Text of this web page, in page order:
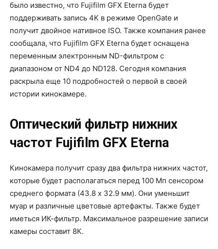
было известно, что Fujifilm GFX Eterna будет
поддерживать запись 4K в режиме OpenGate и
получит двойное нативное ISO. Также компания ранее
сообщала, что Fujifilm GFX Eterna будет оснащена
переменным электронным ND-фильтром с
диапазоном от ND4 до ND128. Сегодня компания
раскрыла еще 10 подробностей о первой в своей
истории кинокамере.
Оптический фильтр нижних
частот Fujifilm GFX Eterna
Кинокамера получит сразу два фильтра нижних частот,
которые будет располагаться перед 100 Мп сенсором
среднего формата (43.8 х 32.9 мм). Они уменьшит
муар и различные цветовые артефакты. Также будет
иметься ИК-фильтр. Максимальное разрешение записи
камеры составит 8К.